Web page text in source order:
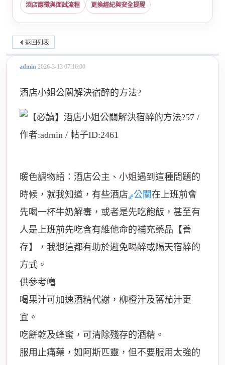
酒店應徵與面試流程 更換經紀與安全提醒
返回列表
admin 2026-3-13 07:16:00
酒店小姐公關解決宿醉的方法?
暖色調物語：酒店公主、小姐遇到這種問題的
時候，就我知道，有些酒店
公關在上班前會
先喝一杯牛奶解毒，或者是先吃飽飯，甚至有
人是上班前先吃含有維他命的補充藥品【善
存】，我想這都有助於避免喝醉或隔天宿醉的
方式。
供參考嚕
喝果汁可加速酒精代謝，柳橙汁及蕃茄汁更
宜。
吃餅乾及蜂蜜，可清除殘存的酒精。
服用止痛藥，如阿斯匹靈，但不要服用太強的